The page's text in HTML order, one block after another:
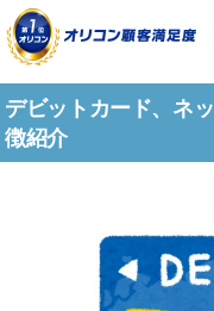
デビットカード、ネ
徴紹介